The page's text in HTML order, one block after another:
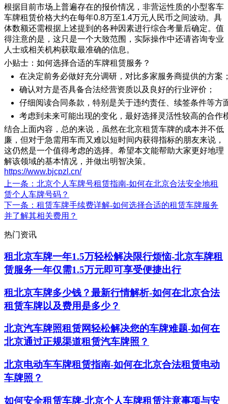
根据目前市场上普遍存在的报价情况，非营运性质的小型客车
车牌租赁价格大约在每年0.8万至1.4万元人民币之间波动。具
体数额还需根据上述提到的各种因素进行综合考量后确定。值
得注意的是，这只是一个大致范围，实际操作中还请咨询专业
人士或相关机构获取最准确的信息。
小贴士：如何选择合适的车牌租赁服务？
在决定前务必做好充分调研，对比多家服务商提供的方案
确认对方是否具备合法经营资质以及良好的行业评价；
仔细阅读合同条款，特别是关于违约责任、续签条件等方
考虑到未来可能出现的变化，最好选择灵活性较高的合作
结合上面内容，总的来说，虽然在北京租赁车牌的成本并不低
廉，但对于急需用车而又难以短时间内获得指标的朋友来说，
这仍然是一个值得考虑的选择。希望本文能帮助大家更好地理
解该领域的基本情况，并做出明智决策。
https://www.bjcpzl.cn/
上一条 ：北京个人车牌号租赁指南-如何在北京合法安全地租
赁个人车牌号码？
下一条 ：租赁车牌手续费详解-如何选择合适的租赁车牌服务
并了解其相关费用？
热门资讯
租北京车牌一年1.5万轻松解决限行烦恼-北京车牌租
赁服务一年仅需1.5万元即可享受便捷出行
租北京车牌多少钱？最新行情解析-如何在北京合法
租赁车牌以及费用是多少？
北京汽车牌照租赁网轻松解决您的车牌难题-如何在
北京通过正规渠道租赁汽车牌照？
北京电动车车牌租赁指南-如何在北京合法租赁电动
车牌照？
如何安全租赁车牌-北京个人车牌租赁注意事项与安